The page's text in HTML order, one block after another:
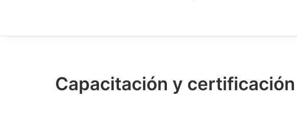
Capacitación y